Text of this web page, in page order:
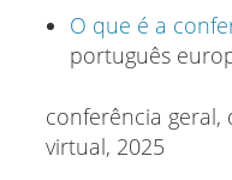
O que é a
português
conferência geral,
virtual, 2025